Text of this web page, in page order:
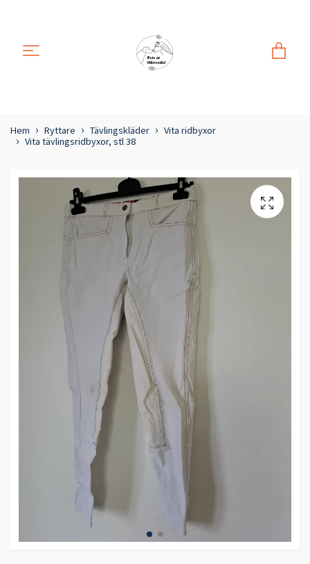
Hem Ryttare Tävlingskläder
Vita ridbyxor
Vita tävlingsridbyxor, stl 38